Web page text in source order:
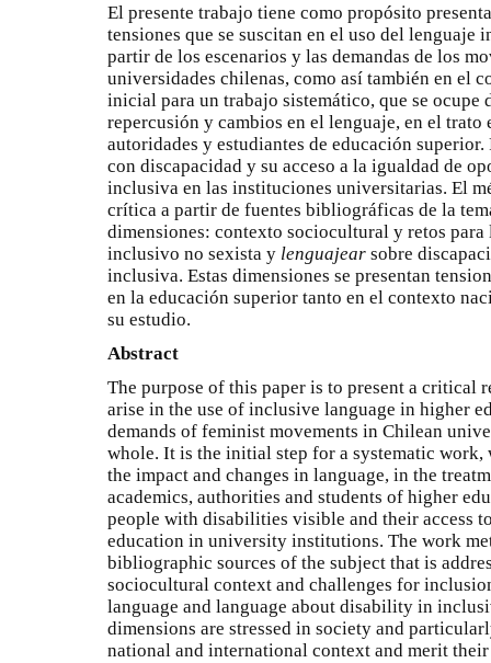
El presente trabajo tiene como propósito
tensiones que se suscitan en el uso del lenguaje
partir de los escenarios y las demandas de los
universidades chilenas, como así también en el
inicial para un trabajo sistemático, que se ocupe
repercusión y cambios en el lenguaje, en el trato
autoridades y estudiantes de educación
con discapacidad y su acceso a la igualdad de
inclusiva en las instituciones universitarias. El
crítica a partir de fuentes bibliográficas de la
dimensiones: contexto sociocultural y retos
inclusivo no sexista y lenguajear sobre
inclusiva. Estas dimensiones se presentan
en la educación superior tanto en el contexto
su estudio.
Abstract
The purpose of this paper is to present a critical
arise in the use of inclusive language in higher
demands of feminist movements in Chilean
whole. It is the initial step for a systematic
the impact and changes in language, in the
academics, authorities and students of higher
people with disabilities visible and their access
education in university institutions. The work
bibliographic sources of the subject that is
sociocultural context and challenges for
language and language about disability in
dimensions are stressed in society and
national and international context and merit